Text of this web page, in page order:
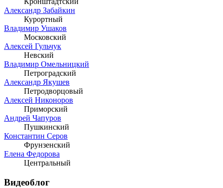
Александр Забайкин
Курортный
Владимир Ушаков
Московский
Алексей Гульчук
Невский
Владимир Омельницкий
Петроградский
Александр Якушев
Петродворцовый
Алексей Никоноров
Приморский
Андрей Чапуров
Пушкинский
Константин Серов
Фрунзенский
Елена Федорова
Центральный
Видеоблог